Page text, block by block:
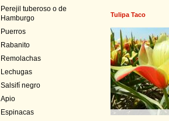
Perejil tuberoso o de
Hamburgo
Puerros
Rabanito
Remolachas
Lechugas
Salsifí negro
Apio
Espinacas
Tulipa Taco